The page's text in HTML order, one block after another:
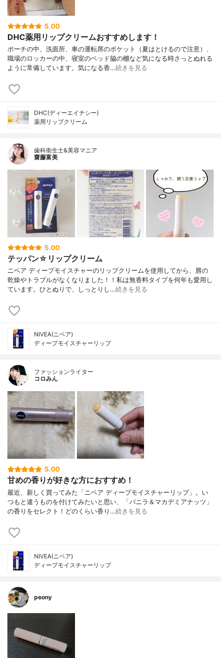
5.00
DHC薬用リップクリームおすすめします！
ポーチの中、洗面所、車の運転席のポケット（夏はとけるので注意）、
職場のロッカーの中、寝室のベッド脇の棚など気になる時さっとぬれる
ように常備しています。気になる香…続きを見る
DHC(ディーエイチシー)
薬用リップクリーム
歯科衛生士&美容マニア
齋藤富美
5.00
テッパン☆リップクリーム
ニベア ディープモイスチャーのリップクリームを使用してから、唇の
乾燥やトラブルがなくなりました！！私は無香料タイプを何年も愛用し
ています。ひとぬりで、しっとりし…続きを見る
NIVEA(ニベア)
ディープモイスチャーリップ
ファッションライター
コロみん
5.00
甘めの香りが好きな方におすすめ！
最近、新しく買ってみた「ニベア ディープモイスチャーリップ」。い
つもと違うものを付けてみたいと思い、「バニラ＆マカデミアナッツ」
の香りをセレクト！どのくらい香り…続きを見る
NIVEA(ニベア)
ディープモイスチャーリップ
peony